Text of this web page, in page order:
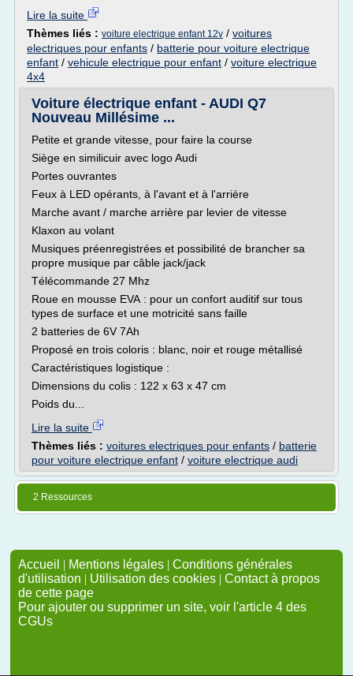
Lire la suite
Thèmes liés : voiture electrique enfant 12v / voitures
electriques pour enfants / batterie pour voiture electrique
enfant / vehicule electrique pour enfant / voiture electrique
4x4
Voiture électrique enfant - AUDI Q7
Nouveau Millésime ...
Petite et grande vitesse, pour faire la course
Siège en similicuir avec logo Audi
Portes ouvrantes
Feux à LED opérants, à l'avant et à l'arrière
Marche avant / marche arrière par levier de vitesse
Klaxon au volant
Musiques préenregistrées et possibilité de brancher sa
propre musique par câble jack/jack
Télécommande 27 Mhz
Roue en mousse EVA : pour un confort auditif sur tous
types de surface et une motricité sans faille
2 batteries de 6V 7Ah
Proposé en trois coloris : blanc, noir et rouge métallisé
Caractéristiques logistique :
Dimensions du colis : 122 x 63 x 47 cm
Poids du...
Lire la suite
Thèmes liés : voitures electriques pour enfants / batterie
pour voiture electrique enfant / voiture electrique audi
2 Ressources
Accueil | Mentions légales | Conditions générales
d'utilisation | Utilisation des cookies | Contact à propos
de cette page
Pour ajouter ou supprimer un site, voir l'article 4 des
CGUs